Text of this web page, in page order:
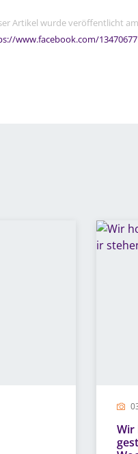
Artikel wurde veröffentlicht
www.facebook.com/
Wir